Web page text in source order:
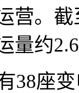
营。
量约
座变